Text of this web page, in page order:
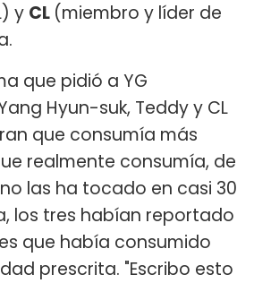
y CL (miembro y líder de
que pidió a YG
Hyun-suk, Teddy y CL
que consumía más
realmente consumía, de
las ha tocado en casi 30
los tres habían reportado
que había consumido
prescrita. "Escribo esto